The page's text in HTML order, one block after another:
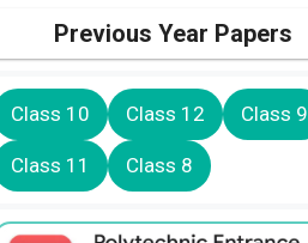
Previous Year Papers
Class 10 Class 12 Class 9
Class 11 Class 8